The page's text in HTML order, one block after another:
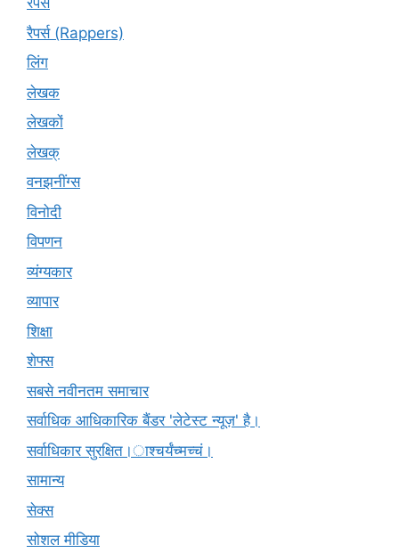
रैपर्स (Rappers)
लिंग
लेखक
लेखकों
लेखक्
वनझनींग्स
विनोदी
विपणन
व्यंग्यकार
व्यापार
शिक्षा
शेफ्स
सबसे नवीनतम समाचार
सर्वाधिक आधिकारिक बैंडर 'लेटेस्ट न्यूज़' है।
सर्वाधिकार सुरक्षित।ाश्चर्यंच्मच्चं।
सामान्य
सेक्स
सोशल मीडिया